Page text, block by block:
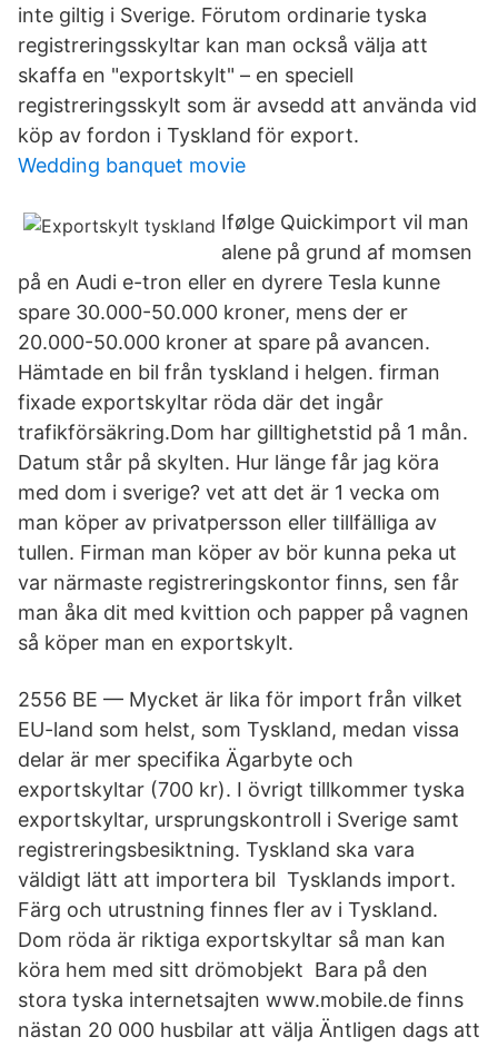
inte giltig i Sverige. Förutom ordinarie tyska
registreringsskyltar kan man också välja att
skaffa en "exportskylt" – en speciell
registreringsskylt som är avsedd att använda vid
köp av fordon i Tyskland för export.
Wedding banquet movie
Ifølge Quickimport vil man
alene på grund af momsen
på en Audi e-tron eller en dyrere Tesla kunne
spare 30.000-50.000 kroner, mens der er
20.000-50.000 kroner at spare på avancen.
Hämtade en bil från tyskland i helgen. firman
fixade exportskyltar röda där det ingår
trafikförsäkring.Dom har gilltighetstid på 1 mån.
Datum står på skylten. Hur länge får jag köra
med dom i sverige? vet att det är 1 vecka om
man köper av privatpersson eller tillfälliga av
tullen. Firman man köper av bör kunna peka ut
var närmaste registreringskontor finns, sen får
man åka dit med kvittion och papper på vagnen
så köper man en exportskylt.
2556 BE — Mycket är lika för import från vilket
EU-land som helst, som Tyskland, medan vissa
delar är mer specifika Ägarbyte och
exportskyltar (700 kr). I övrigt tillkommer tyska
exportskyltar, ursprungskontroll i Sverige samt
registreringsbesiktning. Tyskland ska vara
väldigt lätt att importera bil Tysklands import.
Färg och utrustning finnes fler av i Tyskland.
Dom röda är riktiga exportskyltar så man kan
köra hem med sitt drömobjekt Bara på den
stora tyska internetsajten www.mobile.de finns
nästan 20 000 husbilar att välja Äntligen dags att